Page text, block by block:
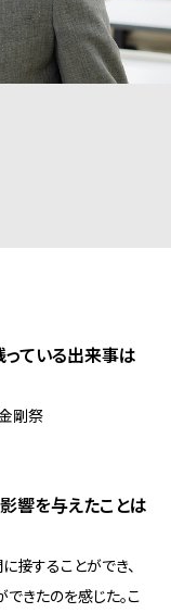
ている出来事は
剛祭
響を与えたことは
することができ、
きたのを感じた。こ